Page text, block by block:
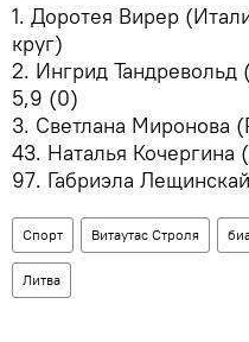
1. Доротея Вирер
круг)
2. Ингрид Тандревольд
5,9 (0)
3. Светлана Миронова
43. Наталья Кочергина
97. Габриэла
Спорт Витаутас Строля
Литва